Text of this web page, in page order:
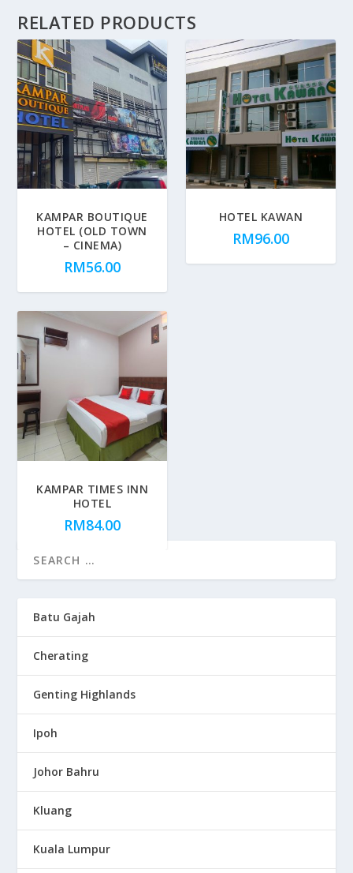
RELATED PRODUCTS
KAMPAR BOUTIQUE
HOTEL (OLD TOWN
– CINEMA)
RM56.00
HOTEL KAWAN
RM96.00
KAMPAR TIMES INN
HOTEL
RM84.00
Batu Gajah
Cherating
Genting Highlands
Ipoh
Johor Bahru
Kluang
Kuala Lumpur